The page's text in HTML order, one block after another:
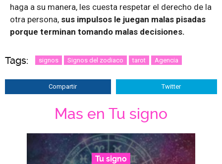
haga a su manera, les cuesta respetar el derecho de la
otra persona, sus impulsos le juegan malas pisadas
porque terminan tomando malas decisiones.
Tags: signos Signos del zodiaco tarot Agencia
Compartir Twitter
Mas en Tu signo
Tu signo